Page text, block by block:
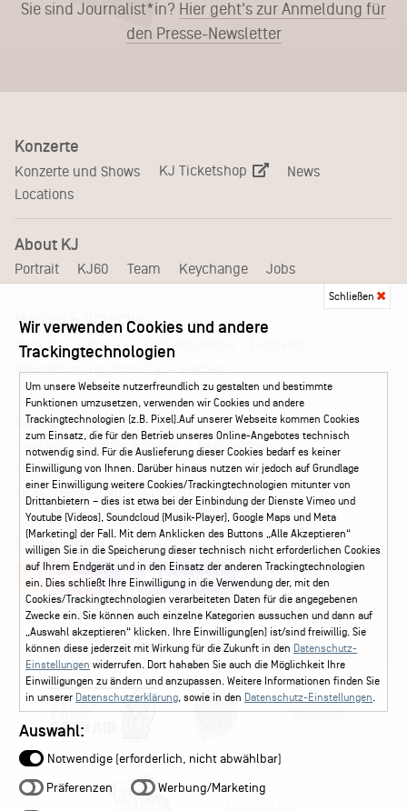
Sie sind Journalist*in? Hier geht's zur Anmeldung für
den Presse-Newsletter
Konzerte
Konzerte und Shows KJ Ticketshop
News
Locations
About KJ
Portrait KJ60 Team Keychange Jobs
Medien & Branche
Booking Presse
Pressematerial – Festivals
Akkreditierungsformular – Festivals
Service
Kontakt Leichte Sprache
FAQ / Hilfe
Ticketshop Hamburg
Gutscheine
Callback-Service
Ticketservice 040 - 413 22 60
Social Media
Instagram Facebook
Schließen
Wir verwenden Cookies und andere
Trackingtechnologien
Um unsere Webseite nutzerfreundlich zu gestalten und bestimmte
Funktionen umzusetzen, verwenden wir Cookies und andere
Trackingtechnologien (z.B. Pixel).Auf unserer Webseite kommen Cookies
zum Einsatz, die für den Betrieb unseres Online-Angebotes technisch
notwendig sind. Für die Auslieferung dieser Cookies bedarf es keiner
Einwilligung von Ihnen. Darüber hinaus nutzen wir jedoch auf Grundlage
einer Einwilligung weitere Cookies/Trackingtechnologien mitunter von
Drittanbietern – dies ist etwa bei der Einbindung der Dienste Vimeo und
Youtube (Videos), Soundcloud (Musik-Player), Google Maps und Meta
(Marketing) der Fall. Mit dem Anklicken des Buttons „Alle Akzeptieren“
willigen Sie in die Speicherung dieser technisch nicht erforderlichen Cookies
auf Ihrem Endgerät und in den Einsatz der anderen Trackingtechnologien
ein. Dies schließt Ihre Einwilligung in die Verwendung der, mit den
Cookies/Trackingtechnologien verarbeiteten Daten für die angegebenen
Zwecke ein. Sie können auch einzelne Kategorien aussuchen und dann auf
„Auswahl akzeptieren“ klicken. Ihre Einwilligung(en) ist/sind freiwillig. Sie
können diese jederzeit mit Wirkung für die Zukunft in den Datenschutz-
Einstellungen widerrufen. Dort hahaben Sie auch die Möglichkeit Ihre
Einwilligungen zu ändern und anzupassen. Weitere Informationen finden Sie
in unserer Datenschutzerklärung, sowie in den Datenschutz-Einstellungen.
Auswahl:
Notwendige (erforderlich, nicht abwählbar)
Präferenzen Werbung/Marketing